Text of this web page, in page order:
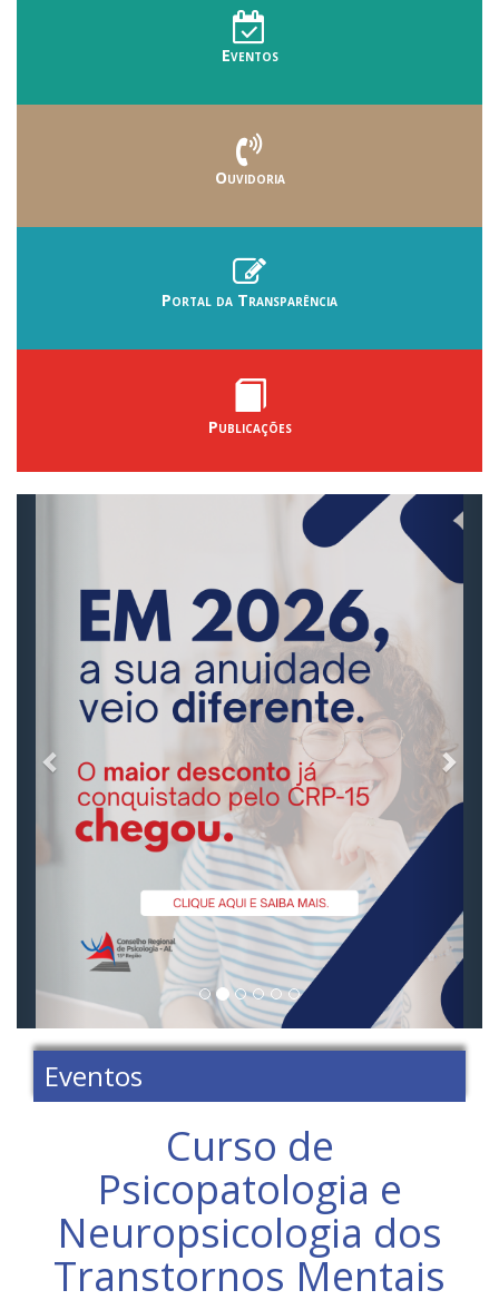
Eventos
Ouvidoria
Portal da Transparência
Publicações
Eventos
Curso de
Psicopatologia e
Neuropsicologia dos
Transtornos Mentais